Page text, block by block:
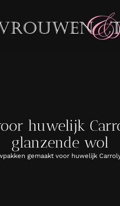
huwelijk
glanzende wol
gemaakt voor huwelijk